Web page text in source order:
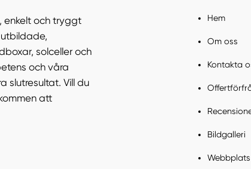
enkelt och tryggt
solceller och
och våra
slutresultat. Vill du
att
Hem
Om oss
Kontakta
Bildgalleri